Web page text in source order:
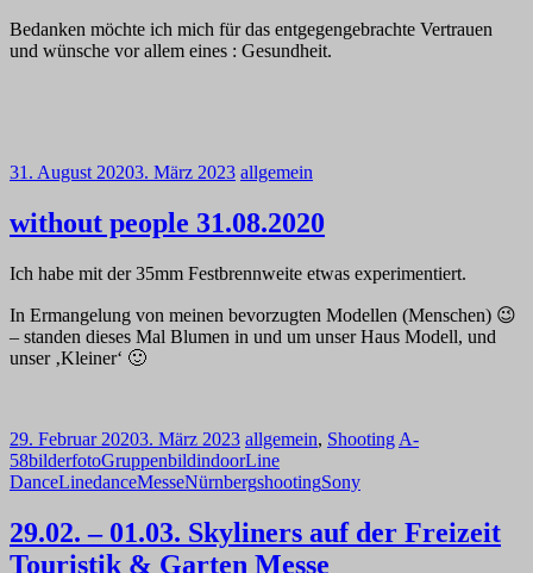
Bedanken möchte ich mich für das entgegengebrachte Vertrauen
und wünsche vor allem eines : Gesundheit.
31. August 20203. März 2023 allgemein
without people 31.08.2020
Ich habe mit der 35mm Festbrennweite etwas experimentiert.
In Ermangelung von meinen bevorzugten Modellen (Menschen) 😉
– standen dieses Mal Blumen in und um unser Haus Modell, und
unser ‚Kleiner‘ 🙂
29. Februar 20203. März 2023 allgemein, Shooting A-
58bilderfotoGruppenbildindoorLine
DanceLinedanceMesseNürnbergshootingSony
29.02. – 01.03. Skyliners auf der Freizeit
Touristik & Garten Messe